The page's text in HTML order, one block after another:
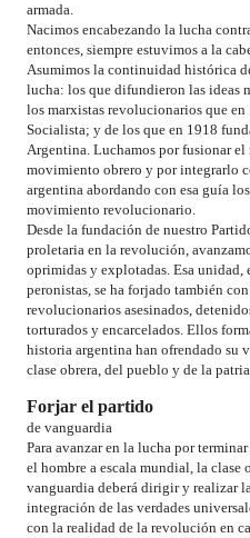
armada.
Nacimos encabezando la lucha
entonces, siempre estuvimos a la
Asumimos la continuidad histórica
lucha: los que difundieron las ideas
los marxistas revolucionarios que
Socialista; y de los que en 1918
Argentina. Luchamos por fusionar
movimiento obrero y por integrarlo
argentina abordando con esa guía
movimiento revolucionario.
Desde la fundación de nuestro
proletaria en la revolución,
oprimidas y explotadas. Esa unidad,
peronistas, se ha forjado también
revolucionarios asesinados,
torturados y encarcelados. Ellos
historia argentina han ofrendado su
clase obrera, del pueblo y de la
Forjar el partido
de vanguardia
Para avanzar en la lucha por
el hombre a escala mundial, la clase
vanguardia deberá dirigir y realizar
integración de las verdades
con la realidad de la revolución en